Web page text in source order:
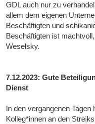
GDL auch nur zu
allem dem eigenen
Beschäftigten und
Beschäftigten ist
Weselsky.
7.12.2023: Gute
Dienst
In den vergangenen
Kolleg*innen an den